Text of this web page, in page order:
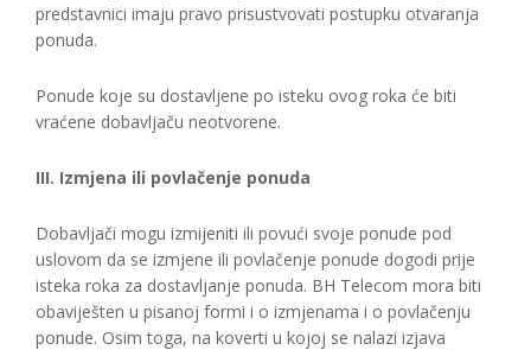
predstavnici imaju pravo prisustvovati postupku otvaranja
ponuda.
Ponude koje su dostavljene po isteku ovog roka će biti
vraćene dobavljaču neotvorene.
III. Izmjena ili povlačenje ponuda
Dobavljači mogu izmijeniti ili povući svoje ponude pod
uslovom da se izmjene ili povlačenje ponude dogodi prije
isteka roka za dostavljanje ponuda. BH Telecom mora biti
obaviješten u pisanoj formi i o izmjenama i o povlačenju
ponude. Osim toga, na koverti u kojoj se nalazi izjava